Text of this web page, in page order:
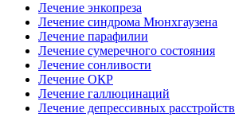
Лечение энкопреза
Лечение синдрома Мюнхгаузена
Лечение парафилии
Лечение сумеречного состояния
Лечение сонливости
Лечение ОКР
Лечение галлюцинаций
Лечение депрессивных расстройств